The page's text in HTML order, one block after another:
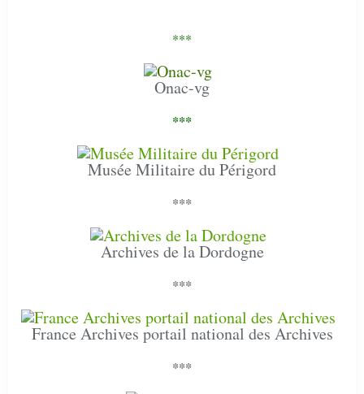
***
Onac-vg
***
Musée Militaire du Périgord
***
Archives de la Dordogne
***
France Archives portail national des Archives
***